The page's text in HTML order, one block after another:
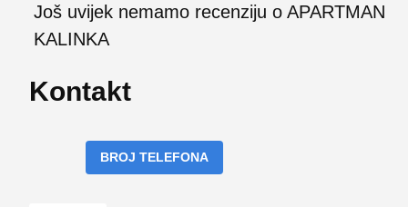
Još uvijek nemamo recenziju o APARTMAN
KALINKA
Kontakt
BROJ TELEFONA